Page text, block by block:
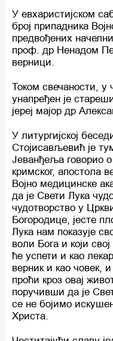
У евхаристијском
број припадника
предвођених
проф. др Ненадом
верници.
Током свечаности, у
унапређен је
јереј мајор др
У литургијској
Стојисављевић је
Јеванђеља говорио
кримског, апостола
Војно медицинске
да је Свети Лука
чудотворство у
Богородице, јесте
Лука нам показује
воли Бога и који
ће успети и као
верник и као човек,
проћи кроз овај
поручивши да је
се не бојимо
Христа.